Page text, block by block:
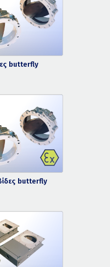
butterfly
butterfly